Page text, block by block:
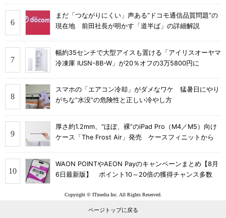
まだ「つながりにくい」声ある“ドコモ通信品質問題”の
現在地 前田社長が明かす「道半ば」の詳細解説
幅約35センチで大型アイスも置ける「アイリスオーヤマ
冷凍庫 IUSN-8B-W」が20％オフの3万5800円に
スマホの「エアコン冷却」がダメなワケ 猛暑日にやり
がちな“水没”の危険性と正しい冷やし方
厚さ約1.2mm、“ほぼ、裸”のiPad Pro（M4／M5）向け
ケース「The Frost Air」発売 ケースフィニットから
WAON POINTやAEON Payのキャンペーンまとめ【8月
6日最新版】 ポイント10～20倍の獲得チャンス多数
Copyright © ITmedia Inc. All Rights Reserved.
ページトップに戻る